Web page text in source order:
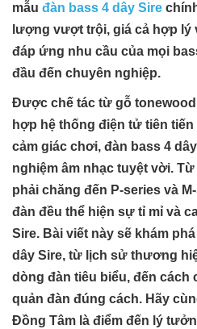
mẫu đàn bass 4 dây Sire
lượng vượt trội, giá cả hợp lý
đáp ứng nhu cầu của mọi
đầu đến chuyên nghiệp.
Được chế tác từ gỗ
hợp hệ thống điện tử tiên
cảm giác chơi, đàn bass 4
nghiệm âm nhạc tuyệt vời.
phải chăng đến P-series và
đàn đều thể hiện sự tỉ mỉ và
Sire. Bài viết này sẽ khám
dây Sire, từ lịch sử thương
dòng đàn tiêu biểu, đến cách
quản đàn đúng cách. Hãy
Đồng Tâm là điểm đến lý